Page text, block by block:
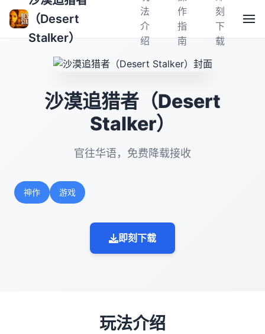
（Desert
Stalker）
法
介
绍
作
指
南
刻
下
载
沙漠追猎者（Desert
Stalker）
官往华语，免费降载接收
神作 游戏
即刻下载
玩法介绍